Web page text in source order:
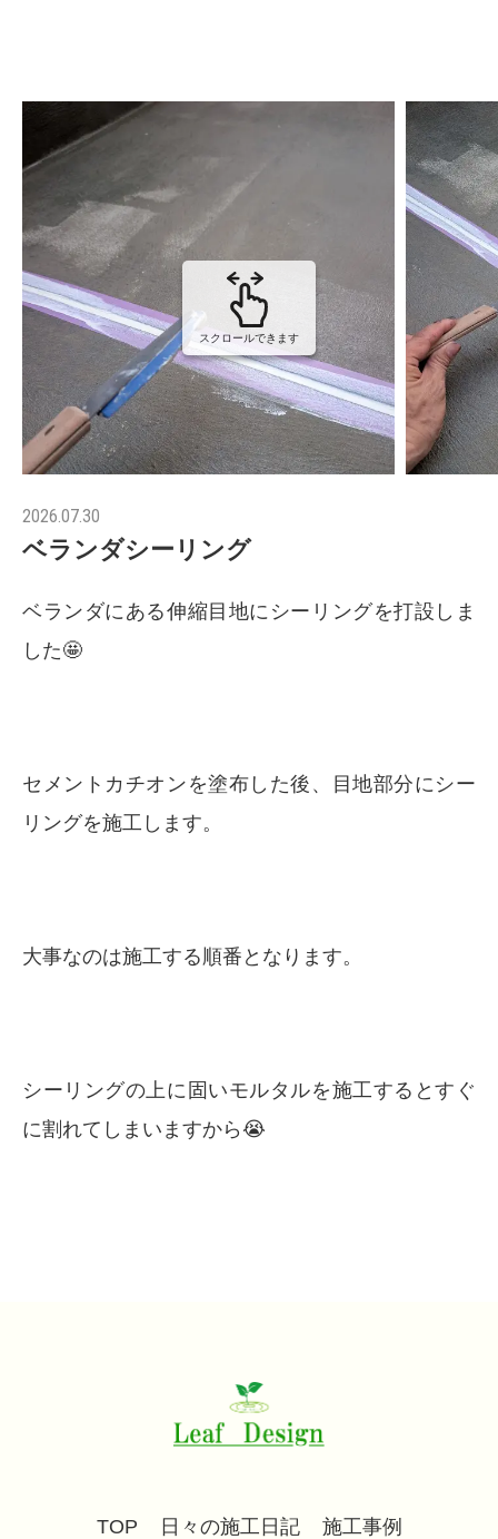
スクロールできます
2026.07.30
ベランダシーリング
ベランダにある伸縮目地にシーリングを打設しま
した🤩
セメントカチオンを塗布した後、目地部分にシー
リングを施工します。
大事なのは施工する順番となります。
シーリングの上に固いモルタルを施工するとすぐ
に割れてしまいますから😭
TOP 日々の施工日記 施工事例